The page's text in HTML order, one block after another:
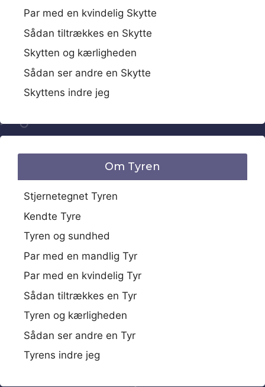
Par med en kvindelig Skytte
Sådan tiltrækkes en Skytte
Skytten og kærligheden
Sådan ser andre en Skytte
Skyttens indre jeg
Om Tyren
Stjernetegnet Tyren
Kendte Tyre
Tyren og sundhed
Par med en mandlig Tyr
Par med en kvindelig Tyr
Sådan tiltrækkes en Tyr
Tyren og kærligheden
Sådan ser andre en Tyr
Tyrens indre jeg